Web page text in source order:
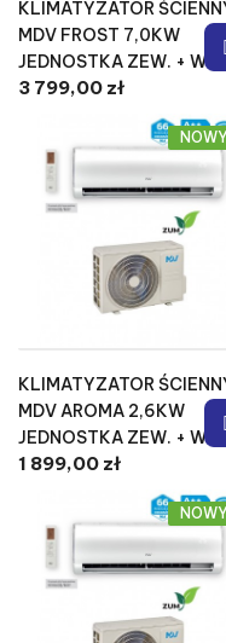
KLIMATYZATOR
MDV FROST 7,0KW
JEDNOSTKA ZEW. +
3 799,00 zł
KLIMATYZATOR
MDV AROMA 2,6KW
JEDNOSTKA ZEW. +
1 899,00 zł